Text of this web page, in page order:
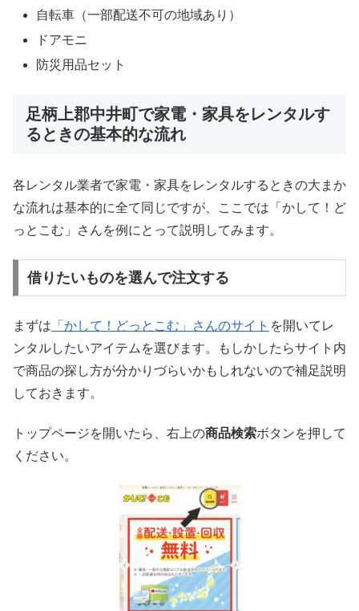
自転車（一部配送不可の地域あり）
ドアモニ
防災用品セット
足柄上郡中井町で家電・家具をレンタルす
るときの基本的な流れ
各レンタル業者で家電・家具をレンタルするときの大まか
な流れは基本的に全て同じですが、ここでは「かして！ど
っとこむ」さんを例にとって説明してみます。
借りたいものを選んで注文する
まずは 「かして！どっとこむ」さんのサイト を開いてレ
ンタルしたいアイテムを選びます。もしかしたらサイト内
で商品の探し方が分かりづらいかもしれないので補足説明
しておきます。
トップページを開いたら、右上の商品検索ボタンを押して
ください。